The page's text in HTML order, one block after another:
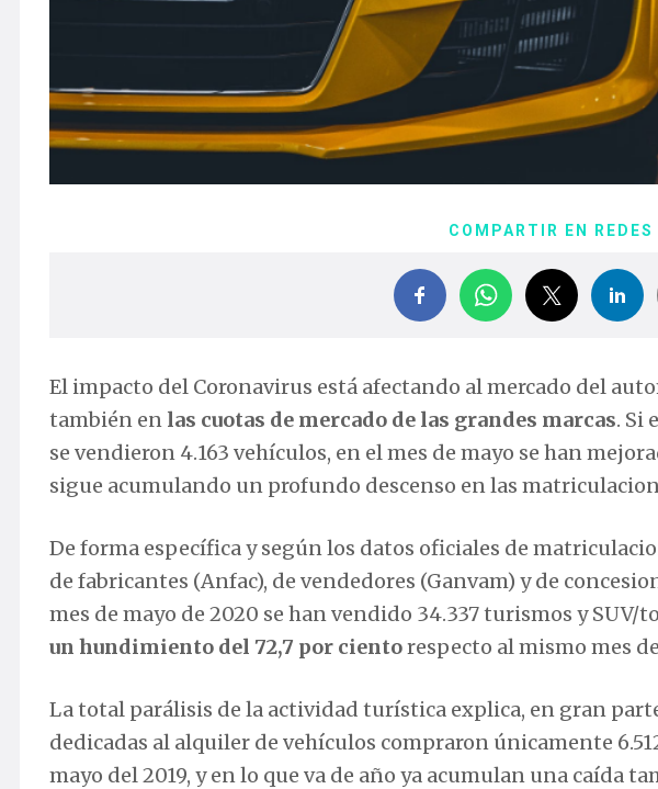
COMPARTIR EN REDES
El impacto del Coronavirus está afectando al mercado del
también en las cuotas de mercado de las grandes marcas. Si
se vendieron 4.163 vehículos, en el mes de mayo se han
sigue acumulando un profundo descenso en las
De forma específica y según los datos oficiales de
de fabricantes (Anfac), de vendedores (Ganvam) y de
mes de mayo de 2020 se han vendido 34.337 turismos y SUV/
un hundimiento del 72,7 por cientorespecto al mismo mes
La total parálisis de la actividad turística explica, en gran
dedicadas al alquiler de vehículos compraron ­únicamente
mayo del 2019, y en lo que va de año ya acumulan una caída